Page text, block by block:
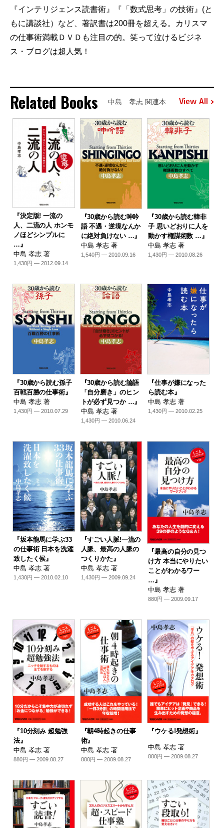
『インテリジェンス読書術』『「数式思考」の技術』(と
もに講談社）など、著訳書は200冊を超える。カリスマ
の仕事術満載ＤＶＤも注目の的。笑って泣けるビジネ
ス・ブログは超人気！
Related Books 中島 孝志 関連本 View All
『決定版! 一流の
人、二流の人 ホンモ
ノほどシンプルに
…』
中島 孝志 著
1,430円 — 2012.09.14
『30歳から読む呻吟
語 不遇・逆境なんか
に絶対負けない …』
中島 孝志 著
1,540円 — 2010.09.16
『30歳から読む韓非
子 思いどおりに人を
動かす権謀術数 …』
中島 孝志 著
1,430円 — 2010.08.26
『30歳から読む孫子
百戦百勝の仕事術』
中島 孝志 著
1,430円 — 2010.07.29
『30歳から読む論語
「自分磨き」のヒン
トが必ず見つか …』
中島 孝志 著
1,430円 — 2010.06.24
『仕事が嫌になった
ら読む本』
中島 孝志 著
1,430円 — 2010.02.25
『坂本龍馬に学ぶ33
の仕事術 日本を洗濯
致したく候』
中島 孝志 著
1,430円 — 2010.02.10
『すごい人脈!一流の
人脈、最高の人脈の
つくりかた』
中島 孝志 著
1,430円 — 2009.09.24
『最高の自分の見つ
け方 本当にやりたい
ことがわかるワー
…』
中島 孝志 著
880円 — 2009.09.17
『10分刻み 超勉強
法』
中島 孝志 著
880円 — 2009.08.27
『朝4時起きの仕事
術』
中島 孝志 著
880円 — 2009.08.27
『ウケる!発想術』
中島 孝志 著
880円 — 2009.08.27